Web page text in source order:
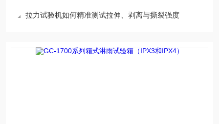
拉力试验机如何精准测试拉伸、剥离与撕裂强度